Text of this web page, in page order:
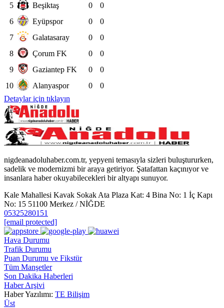
5
Beşiktaş 0
0
6
Eyüpspor 0
0
7
Galatasaray 0
0
8
Çorum FK 0
0
9
Gaziantep FK 0
0
10
Alanyaspor 0
0
Detaylar için tıklayın
nigdeanadoluhaber.com.tr, yepyeni temasıyla sizleri buluştururken,
sadelik ve modernizmi bir araya getiriyor. Şatafattan kaçınıyor ve
insanlara haber okuyabilecekleri bir altyapı sunuyor.
Kale Mahallesi Kavak Sokak Ata Plaza Kat: 4 Bina No: 1 İç Kapı
No: 15 51100 Merkez / NİĞDE
05325280151
[email protected]
Hava Durumu
Trafik Durumu
Puan Durumu ve Fikstür
Tüm Manşetler
Son Dakika Haberleri
Haber Arşivi
Haber Yazılımı: TE Bilişim
Üst